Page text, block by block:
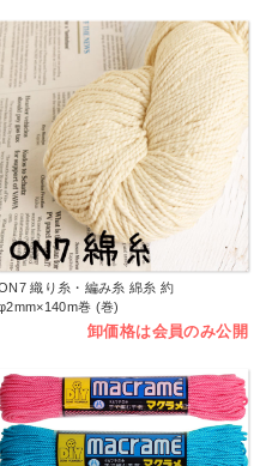
織り糸・編み糸 綿糸 約
巻 (巻)
卸価格は会員のみ公開